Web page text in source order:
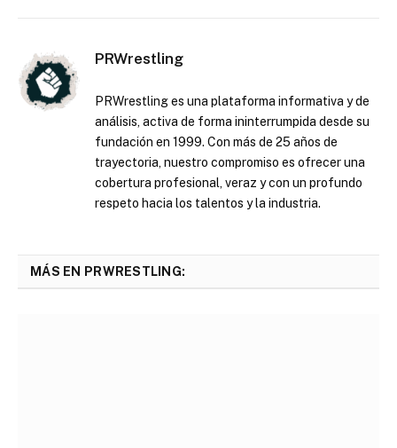
PRWrestling
PRWrestling es una plataforma informativa y de
análisis, activa de forma ininterrumpida desde su
fundación en 1999. Con más de 25 años de
trayectoria, nuestro compromiso es ofrecer una
cobertura profesional, veraz y con un profundo
respeto hacia los talentos y la industria.
MÁS EN PRWRESTLING: